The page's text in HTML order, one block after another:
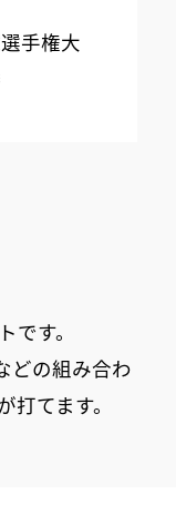
手権大
す。
どの組み合わ
てます。